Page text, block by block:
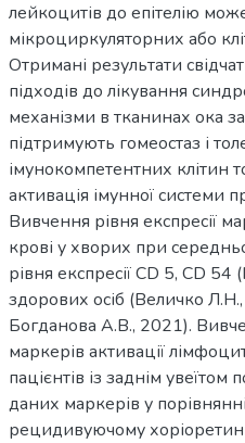
лейкоцитів до епітелію
мікроциркуляторних або
Отримані результати
підходів до лікування
механізми в тканинах ока
підтримують гомеостаз і
імунокомпетентних клітин
активація імунної системи
Вивчення рівня експресії
крові у хворих при
рівня експресії CD 5, CD
здорових осіб (Величко
Богданова А.В., 2021).
маркерів активації
пацієнтів із заднім увеїтом
даних маркерів у
рецидивуючому